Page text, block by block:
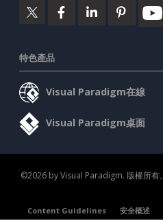
特色產品
Visual Paradigm在線
Visual Paradigm桌面
©2026 by Visual Paradigm. 版權所有。
Content Guidelines
安全概述